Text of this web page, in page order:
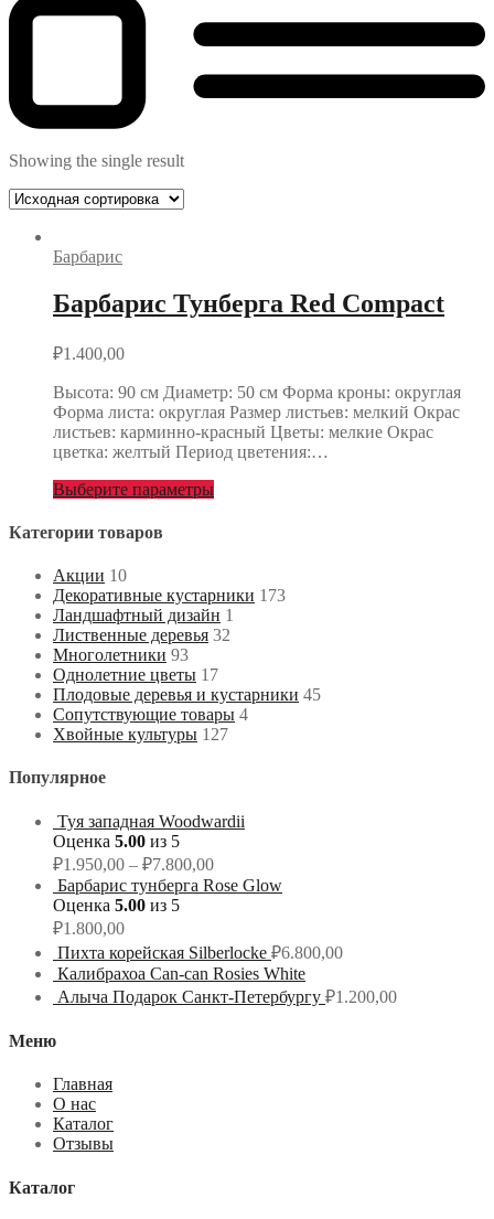
Showing the single result
Барбарис
Барбарис Тунберга Red Compact
₽1.400,00
Высота: 90 см Диаметр: 50 см Форма кроны: округлая
Форма листа: округлая Размер листьев: мелкий Окрас
листьев: карминно-красный Цветы: мелкие Окрас
цветка: желтый Период цветения:…
Выберите параметры
Категории товаров
Акции 10
Декоративные кустарники 173
Ландшафтный дизайн 1
Лиственные деревья 32
Многолетники 93
Однолетние цветы 17
Плодовые деревья и кустарники 45
Сопутствующие товары 4
Хвойные культуры 127
Популярное
Туя западная Woodwardii
Оценка 5.00 из 5
₽1.950,00 – ₽7.800,00
Барбарис тунберга Rose Glow
Оценка 5.00 из 5
₽1.800,00
Пихта корейская Silberlocke ₽6.800,00
Калибрахоа Can-can Rosies White
Алыча Подарок Санкт-Петербургу ₽1.200,00
Меню
Главная
О нас
Каталог
Отзывы
Каталог